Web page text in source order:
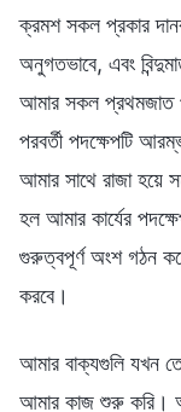
ক্রমশ সকল প্রকার
অনুগতভাবে, এবং
আমার সকল প্রথমজাত
পরবর্তী পদক্ষেপটি
আমার সাথে রাজা হয়ে
হল আমার কার্যের
গুরুত্বপূর্ণ অংশ গঠন
করবে।
আমার বাক্যগুলি যখন
আমার কাজ শুরু করি।